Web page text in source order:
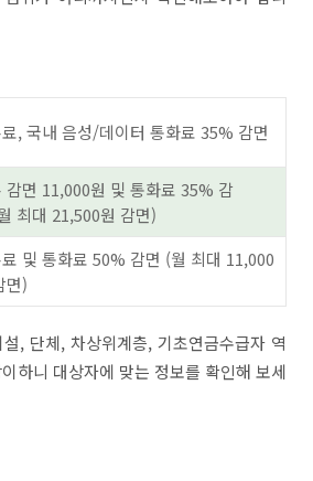
, 국내 음성/데이터 통화료 35% 감면
감면 11,000원 및 통화료 35% 감
최대 21,500원 감면)
및 통화료 50% 감면 (월 최대 11,000
면)
, 단체, 차상위계층, 기초연금수급자 역
하니 대상자에 맞는 정보를 확인해 보세